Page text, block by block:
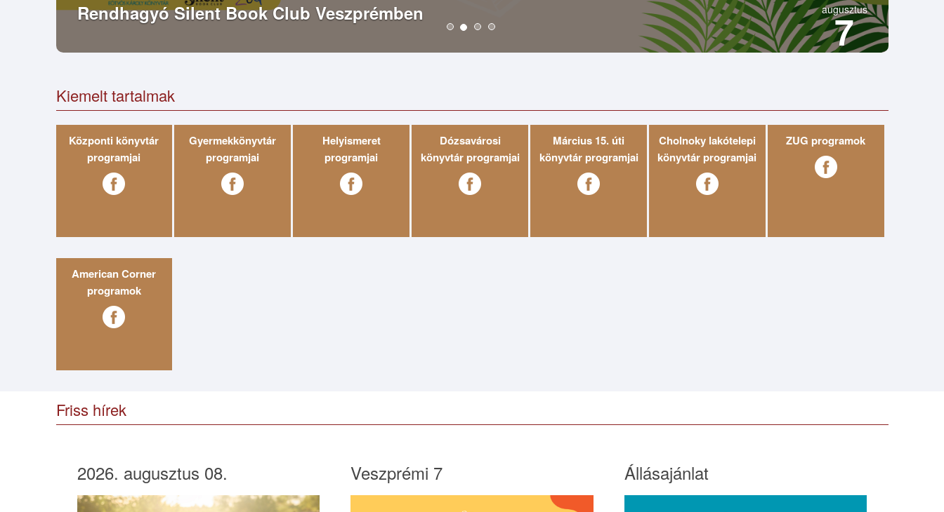
Rendhagyó Silent Book Club Veszprémben augusztus
7
Kiemelt tartalmak
Központi könyvtár
programjai
Gyermekkönyvtár
programjai
Helyismeret
programjai
Dózsavárosi
könyvtár programjai
Március 15. úti
könyvtár programjai
Cholnoky lakótelepi
könyvtár programjai
ZUG programok
American Corner
programok
Friss hírek
2026. augusztus 08. Veszprémi 7 Állásajánlat